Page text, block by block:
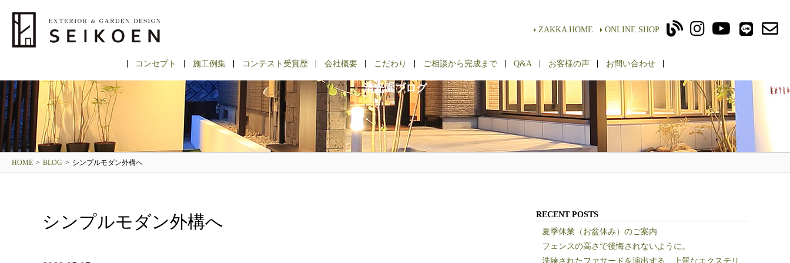
ZAKKA HOME ONLINE SHOP
コンセプト 施工例集 コンテスト受賞歴 会社概要 こだわり ご相談から完成まで Q&A お客様の声 お問い合わせ
BLOG
清光園ブログ
HOME > BLOG > シンプルモダン外構へ
シンプルモダン外構へ
RECENT POSTS
夏季休業（お盆休み）のご案内
フェンスの高さで後悔されないように。
洗練されたファサードを演出する、上質なエクステリ